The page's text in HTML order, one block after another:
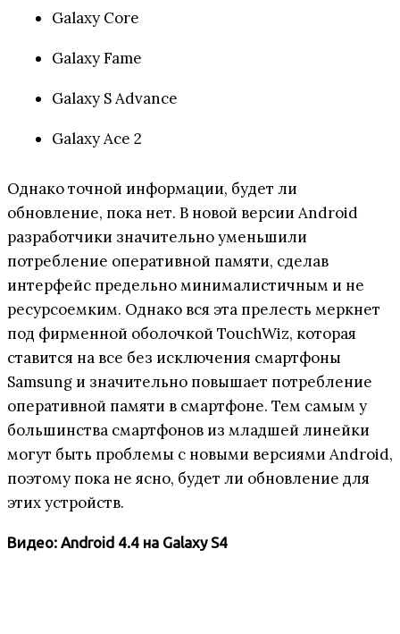
Galaxy Core
Galaxy Fame
Galaxy S Advance
Galaxy Ace 2
Однако точной информации, будет ли
обновление, пока нет. В новой версии Android
разработчики значительно уменьшили
потребление оперативной памяти, сделав
интерфейс предельно минималистичным и не
ресурсоемким. Однако вся эта прелесть меркнет
под фирменной оболочкой TouchWiz, которая
ставится на все без исключения смартфоны
Samsung и значительно повышает потребление
оперативной памяти в смартфоне. Тем самым у
большинства смартфонов из младшей линейки
могут быть проблемы с новыми версиями Android,
поэтому пока не ясно, будет ли обновление для
этих устройств.
Видео: Android 4.4 на Galaxy S4